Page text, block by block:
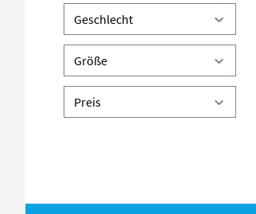
Geschlecht
Größe
Preis